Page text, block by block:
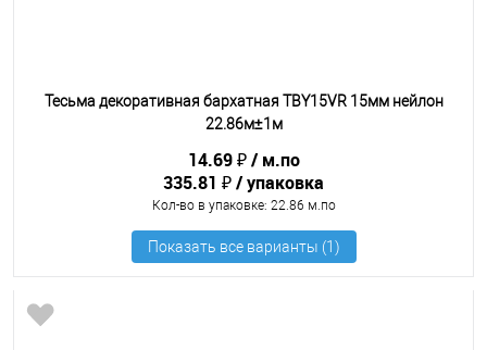
Тесьма декоративная бархатная TBY15VR 15мм нейлон
22.86м±1м
14.69 ₽
м.по
335.81 ₽
упаковка
Кол-во в упаковке: 22.86 м.по